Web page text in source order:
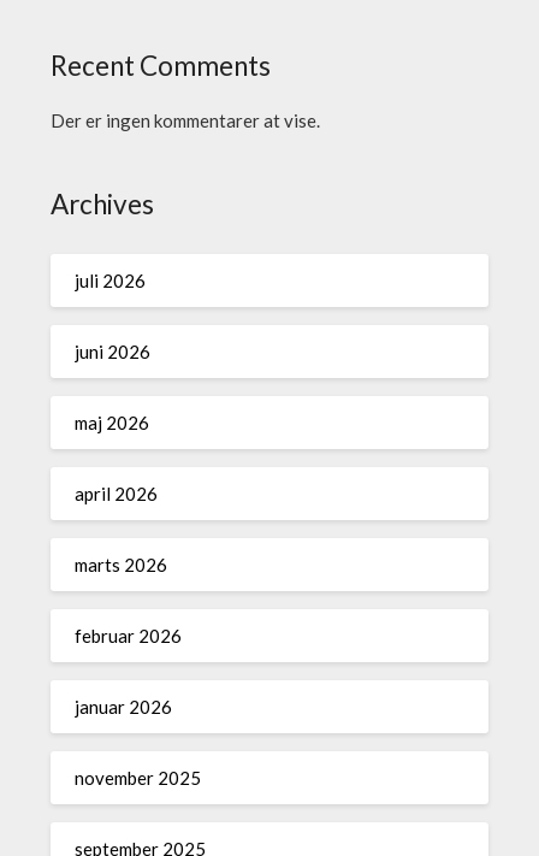
Recent Comments
Der er ingen kommentarer at vise.
Archives
juli 2026
juni 2026
maj 2026
april 2026
marts 2026
februar 2026
januar 2026
november 2025
september 2025